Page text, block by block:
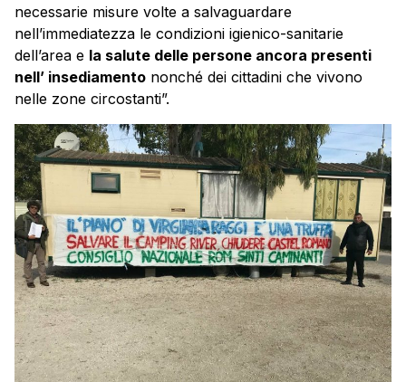
necessarie misure volte a salvaguardare
nell’immediatezza le condizioni igienico-sanitarie
dell’area e la salute delle persone ancora presenti
nell’ insediamento nonché dei cittadini che vivono
nelle zone circostanti”.